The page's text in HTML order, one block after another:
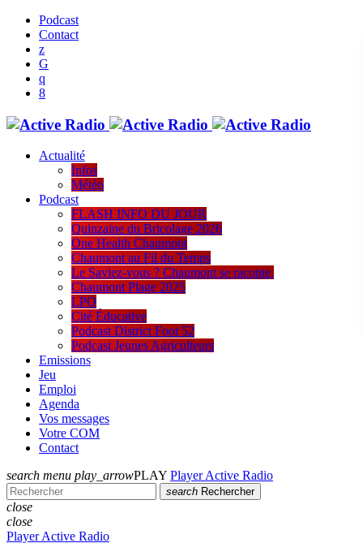
Podcast
Contact
Actualité
Infos
Météo
Podcast
FLASH INFO DU JOUR
Quinzaine du Bricolage 2026
One Health Chaumont
Chaumont au Fil du Temps
Le Saviez-vous ? Chaumont se raconte.
Chaumont Plage 2025
LPO
Cité Éducative
Podcast District Foot 52
Podcast Jeunes Agriculteurs
Emissions
Jeu
Emploi
Agenda
Vos messages
Votre COM
Contact
search menu play_arrowPLAY Player Active Radio
search Rechercher
close
close
Player Active Radio